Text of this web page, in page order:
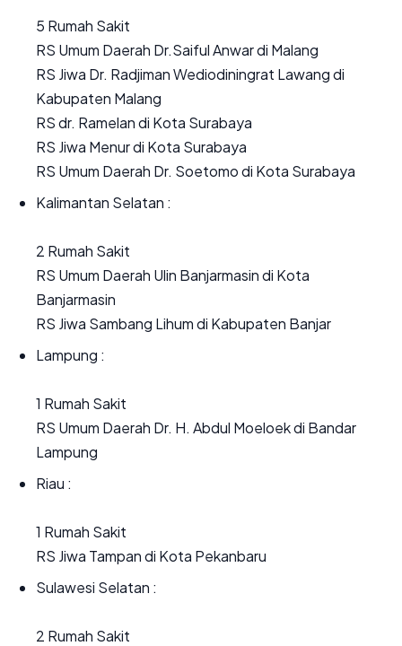
5 Rumah Sakit
RS Umum Daerah Dr.Saiful Anwar di Malang
RS Jiwa Dr. Radjiman Wediodiningrat Lawang di
Kabupaten Malang
RS dr. Ramelan di Kota Surabaya
RS Jiwa Menur di Kota Surabaya
RS Umum Daerah Dr. Soetomo di Kota Surabaya
Kalimantan Selatan :
2 Rumah Sakit
RS Umum Daerah Ulin Banjarmasin di Kota
Banjarmasin
RS Jiwa Sambang Lihum di Kabupaten Banjar
Lampung :
1 Rumah Sakit
RS Umum Daerah Dr. H. Abdul Moeloek di Bandar
Lampung
Riau :
1 Rumah Sakit
RS Jiwa Tampan di Kota Pekanbaru
Sulawesi Selatan :
2 Rumah Sakit